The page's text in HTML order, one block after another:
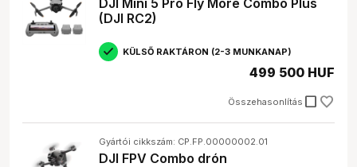
A drónok izgalmas és kreatív eszközök a fotósok és
videósok számára. Ha szeretnéd bővíteni a kreatív
lehetőségeidet és egyedülálló felvételeket készíteni,
akkor érdemes beszerezned egy drónt!
DJI Mini 5 Pro Fly More Combo Plus
(DJI RC2)
KÜLSŐ RAKTÁRON (2-3 MUNKANAP)
Összehasonlítás check_box_outline_blank
499 500 HUF
Gyártói cikkszám: CP.FP.00000002.01
DJI FPV Combo drón